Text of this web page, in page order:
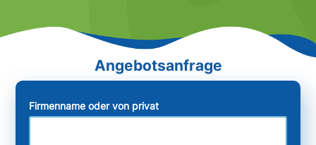
Firmenname oder von privat